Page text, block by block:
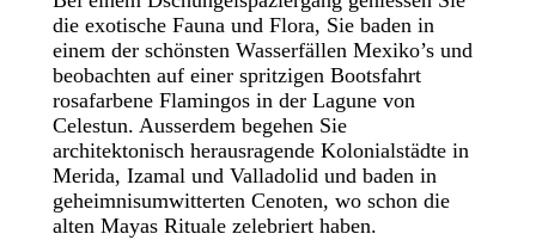
die exotische Fauna und Flora, Sie baden in
einem der schönsten Wasserfällen Mexiko’s und
beobachten auf einer spritzigen Bootsfahrt
rosafarbene Flamingos in der Lagune von
Celestun. Ausserdem begehen Sie
architektonisch herausragende Kolonialstädte in
Merida, Izamal und Valladolid und baden in
geheimnisumwitterten Cenoten, wo schon die
alten Mayas Rituale zelebriert haben.